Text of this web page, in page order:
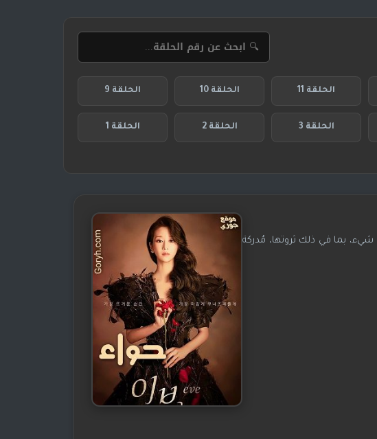
الحلقة 11 الحلقة 10 الحلقة 9
الحلقة 3 الحلقة 2 الحلقة 1
شيء، بما في ذلك ثروتها، مُدركة